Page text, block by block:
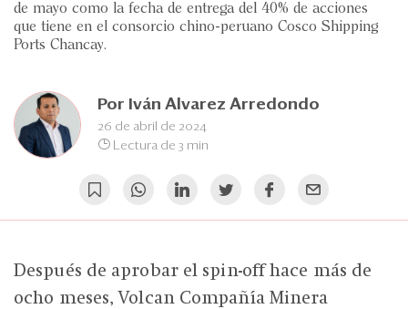
Edición Impresa
de mayo como la fecha de entrega del 40% de acciones
que tiene en el consorcio chino-peruano Cosco Shipping
Ports Chancay.
Por Iván Alvarez Arredondo
26 de abril de 2024
Lectura de 3 min
Después de aprobar el spin-off hace más de
ocho meses, Volcan Compañía Minera